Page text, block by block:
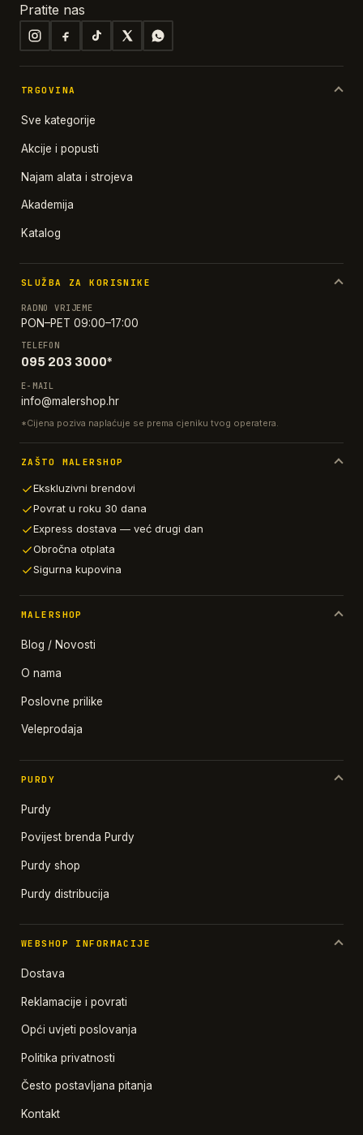
Pratite nas
TRGOVINA
Sve kategorije
Akcije i popusti
Najam alata i strojeva
Akademija
Katalog
SLUŽBA ZA KORISNIKE
RADNO VRIJEME
PON–PET 09:00–17:00
TELEFON
095 203 3000*
E-MAIL
info@malershop.hr
*Cijena poziva naplaćuje se prema cjeniku tvog operatera.
ZAŠTO MALERSHOP
Ekskluzivni brendovi
Povrat u roku 30 dana
Express dostava — već drugi dan
Obročna otplata
Sigurna kupovina
MALERSHOP
Blog / Novosti
O nama
Poslovne prilike
Veleprodaja
PURDY
Purdy
Povijest brenda Purdy
Purdy shop
Purdy distribucija
WEBSHOP INFORMACIJE
Dostava
Reklamacije i povrati
Opći uvjeti poslovanja
Politika privatnosti
Često postavljana pitanja
Kontakt